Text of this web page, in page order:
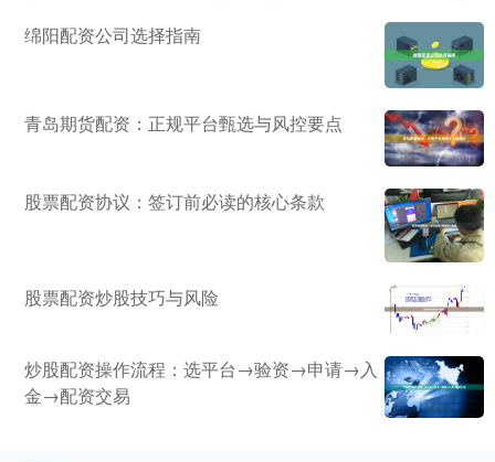
绵阳配资公司选择指南
青岛期货配资：正规平台甄选与风控要点
股票配资协议：签订前必读的核心条款
股票配资炒股技巧与风险
炒股配资操作流程：选平台→验资→申请→入
金→配资交易